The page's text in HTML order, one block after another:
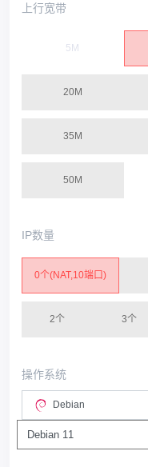
上行宽带
5M
20M
35M
50M
IP数量
0个(NAT,10端口)
2个 3个
操作系统
Debian